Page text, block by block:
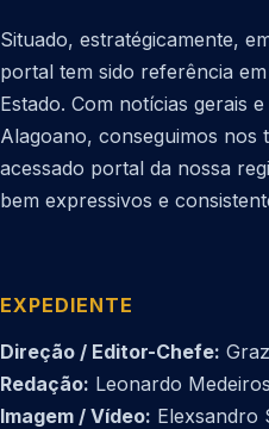
Situado, estratégicamente,
portal tem sido referência
Estado. Com notícias gerais
Alagoano, conseguimos nos
acessado portal da nossa
bem expressivos e
EXPEDIENTE
Direção / Editor-Chefe:
Redação: Leonardo Medeiros
Imagem / Vídeo: Elexsandro